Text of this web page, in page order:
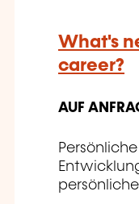
What's
career?
AUF